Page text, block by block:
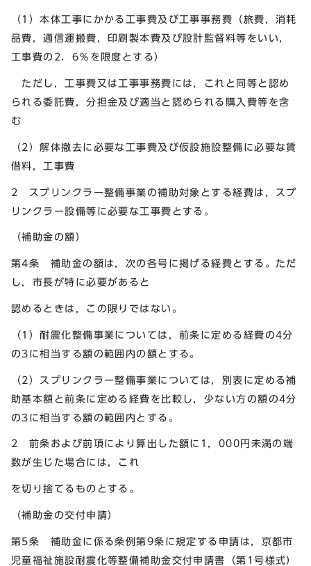
（1）本体工事にかかる工事費及び工事事務費（旅費，消耗
品費，通信運搬費，印刷製本費及び設計監督料等をいい，
工事費の2．6％を限度とする）
ただし，工事費又は工事事務費には，これと同等と認め
られる委託費，分担金及び適当と認められる購入費等を含
む
（2）解体撤去に必要な工事費及び仮設施設整備に必要な賃
借料，工事費
2 スプリンクラー整備事業の補助対象とする経費は，スプ
リンクラー設備等に必要な工事費とする。
（補助金の額）
第4条 補助金の額は，次の各号に掲げる経費とする。ただ
し，市長が特に必要があると
認めるときは，この限りではない。
（1）耐震化整備事業については，前条に定める経費の4分
の3に相当する額の範囲内の額とする。
（2）スプリンクラー整備事業については，別表に定める補
助基本額と前条に定める経費を比較し，少ない方の額の4分
の3に相当する額の範囲内とする。
2 前条および前項により算出した額に1，000円未満の端
数が生じた場合には，これ
を切り捨てるものとする。
（補助金の交付申請）
第5条 補助金に係る条例第9条に規定する申請は，京都市
児童福祉施設耐震化等整備補助金交付申請書（第1号様式）